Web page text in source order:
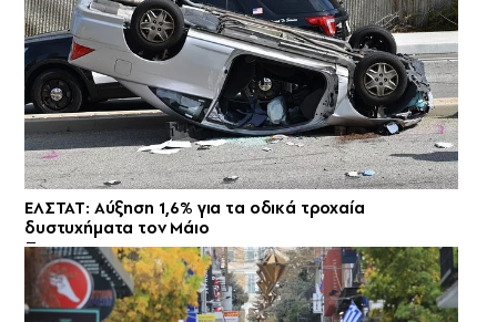
ΕΛΣΤΑΤ: Αύξηση 1,6% για τα οδικά τροχαία
δυστυχήματα τον Μάιο